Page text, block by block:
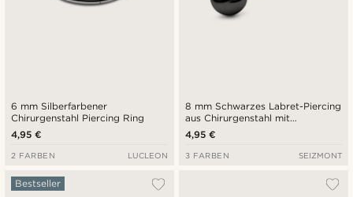
6 mm Silberfarbener
Chirurgenstahl Piercing Ring
4,95 €
2 FARBEN LUCLEON
8 mm Schwarzes Labret-Piercing
aus Chirurgenstahl mit
Kugelspitze
4,95 €
3 FARBEN SEIZMONT
Bestseller